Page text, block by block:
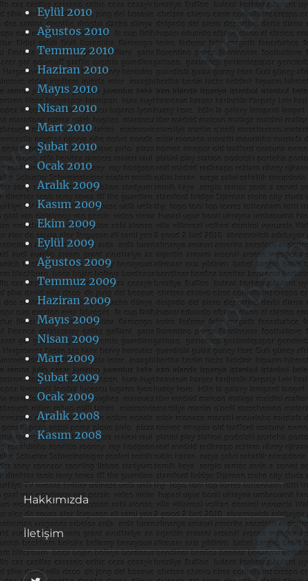
Eylül 2010
Ağustos 2010
Temmuz 2010
Haziran 2010
Mayıs 2010
Nisan 2010
Mart 2010
Şubat 2010
Ocak 2010
Aralık 2009
Kasım 2009
Ekim 2009
Eylül 2009
Ağustos 2009
Temmuz 2009
Haziran 2009
Mayıs 2009
Nisan 2009
Mart 2009
Şubat 2009
Ocak 2009
Aralık 2008
Kasım 2008
Hakkımızda
İletişim